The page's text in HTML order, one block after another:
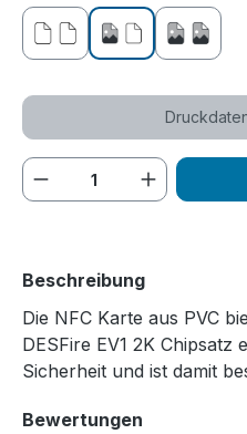
ohne Druckeinseitig bedruckt
Produkt Anzahl:
Beschreibung
Die NFC Karte aus PVC
DESFire EV1 2K Chipsatz
Sicherheit und ist damit
Bewertungen